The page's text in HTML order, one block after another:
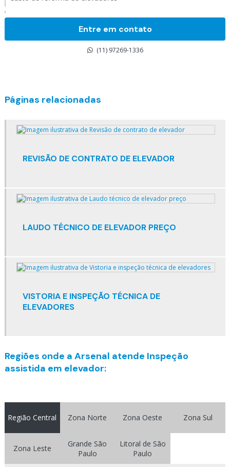
Custo manutenção elevador residencial
Custo mensal manutenção elevadores
Elevadores especiais
Elevadores inteligentes
Elevadores manutenção preventiva
Embelezamento de cabine de elevador
Empresa de elevadores de carga
Empresa de elevadores no rio de janeiro
Empresa especializada em elevadores
Empresa especializada em manutenção de elevadores
Empresas de elevadores em sp
Empresas de inspeção de elevadores
Entre em contato
(11) 97269-1336
Páginas relacionadas
REVISÃO DE CONTRATO DE ELEVADOR
LAUDO TÉCNICO DE ELEVADOR PREÇO
VISTORIA E INSPEÇÃO TÉCNICA DE
ELEVADORES
Regiões onde a Arsenal atende Inspeção
assistida em elevador:
Região Central Zona Norte Zona Oeste Zona Sul
Zona Leste
Grande São
Paulo
Litoral de São
Paulo